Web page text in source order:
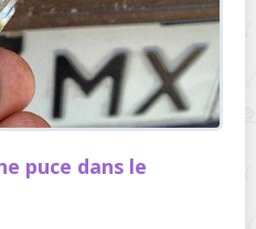
puce dans le